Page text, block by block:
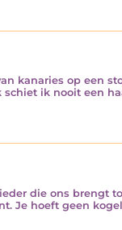
kanaries op een
ik nooit een
die ons brengt
Je hoeft geen